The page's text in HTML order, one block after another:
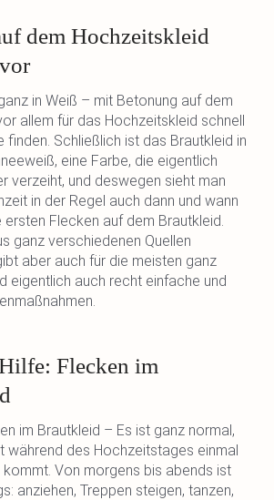
dem Hochzeitskleid
in Weiß – mit Betonung auf dem
allem für das Hochzeitskleid schnell
finden. Schließlich ist das Brautkleid in
eine Farbe, die eigentlich
verzeiht, und deswegen sieht man
in der Regel auch dann und wann
Flecken auf dem Brautkleid.
ganz verschiedenen Quellen
aber auch für die meisten ganz
eigentlich auch recht einfache und
Flecken im
im Brautkleid – Es ist ganz normal,
während des Hochzeitstages einmal
kommt. Von morgens bis abends ist
anziehen, Treppen steigen, tanzen,